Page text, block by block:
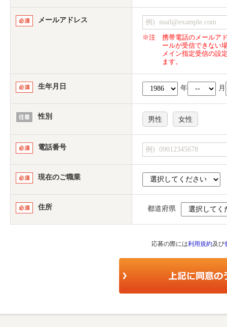
メールアドレス
※注
携帯電話のメールア
ールが受信できない
メイン指定受信の設
ます。
生年月日 年 月
性別 男性 女性
電話番号
現在のご職業
住所 都道府県
応募の際には利用規約及び